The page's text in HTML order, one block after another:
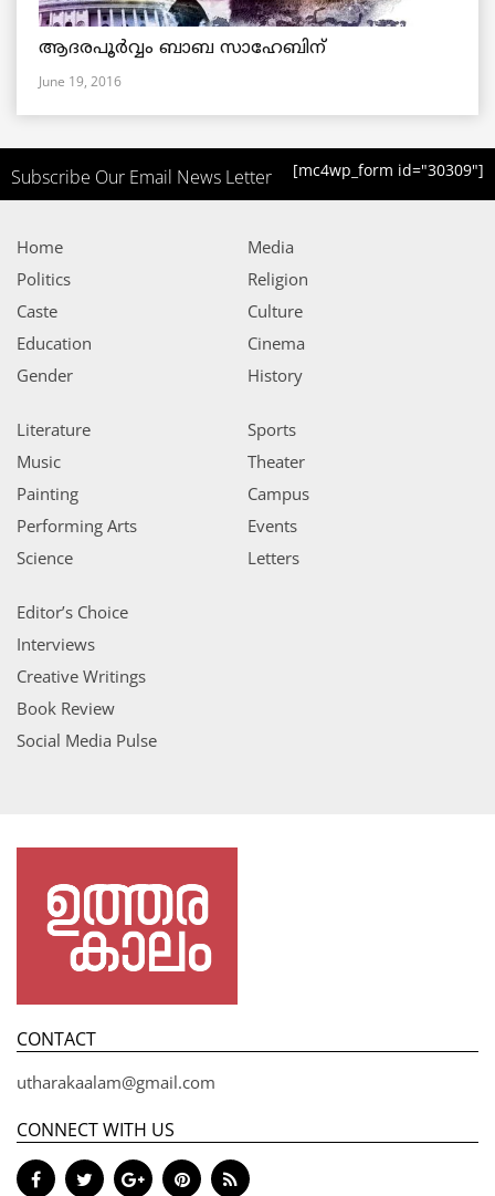
ആദരപൂര്‍വ്വം ബാബ സാഹേബിന്
June 19, 2016
Subscribe Our Email News Letter [mc4wp_form id="30309"]
Home
Politics
Caste
Education
Gender
Media
Religion
Culture
Cinema
History
Literature
Music
Painting
Performing Arts
Science
Sports
Theater
Campus
Events
Letters
Editor’s Choice
Interviews
Creative Writings
Book Review
Social Media Pulse
CONTACT
utharakaalam@gmail.com
CONNECT WITH US